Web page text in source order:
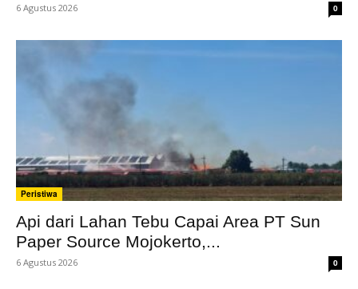
6 Agustus 2026 0
Peristiwa
Api dari Lahan Tebu Capai Area PT Sun
Paper Source Mojokerto,...
6 Agustus 2026 0